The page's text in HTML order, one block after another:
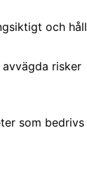
och
risker
som